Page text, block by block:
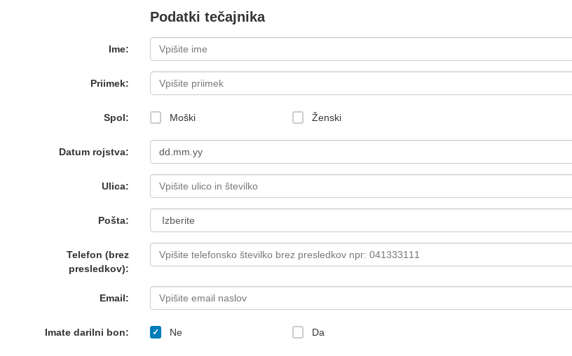
Podatki tečajnika
Ime:
Priimek:
Spol: Moški Ženski
Datum rojstva:
Ulica:
Pošta:
Telefon (brez
presledkov):
Email:
Imate darilni bon: Ne Da